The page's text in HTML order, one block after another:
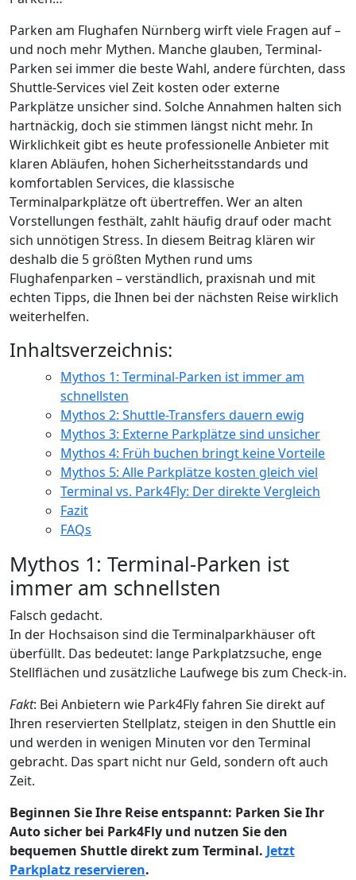
Parken am Flughafen Nürnberg wirft viele Fragen auf –
und noch mehr Mythen. Manche glauben, Terminal-
Parken sei immer die beste Wahl, andere fürchten, dass
Shuttle-Services viel Zeit kosten oder externe
Parkplätze unsicher sind. Solche Annahmen halten sich
hartnäckig, doch sie stimmen längst nicht mehr. In
Wirklichkeit gibt es heute professionelle Anbieter mit
klaren Abläufen, hohen Sicherheitsstandards und
komfortablen Services, die klassische
Terminalparkplätze oft übertreffen. Wer an alten
Vorstellungen festhält, zahlt häufig drauf oder macht
sich unnötigen Stress. In diesem Beitrag klären wir
deshalb die 5 größten Mythen rund ums
Flughafenparken – verständlich, praxisnah und mit
echten Tipps, die Ihnen bei der nächsten Reise wirklich
weiterhelfen.
Inhaltsverzeichnis:
Mythos 1: Terminal-Parken ist immer am
schnellsten
Mythos 2: Shuttle-Transfers dauern ewig
Mythos 3: Externe Parkplätze sind unsicher
Mythos 4: Früh buchen bringt keine Vorteile
Mythos 5: Alle Parkplätze kosten gleich viel
Terminal vs. Park4Fly: Der direkte Vergleich
Fazit
FAQs
Mythos 1: Terminal-Parken ist
immer am schnellsten
Falsch gedacht.
In der Hochsaison sind die Terminalparkhäuser oft
überfüllt. Das bedeutet: lange Parkplatzsuche, enge
Stellflächen und zusätzliche Laufwege bis zum Check-in.
Fakt: Bei Anbietern wie Park4Fly fahren Sie direkt auf
Ihren reservierten Stellplatz, steigen in den Shuttle ein
und werden in wenigen Minuten vor den Terminal
gebracht. Das spart nicht nur Geld, sondern oft auch
Zeit.
Beginnen Sie Ihre Reise entspannt: Parken Sie Ihr
Auto sicher bei Park4Fly und nutzen Sie den
bequemen Shuttle direkt zum Terminal. Jetzt
Parkplatz reservieren.